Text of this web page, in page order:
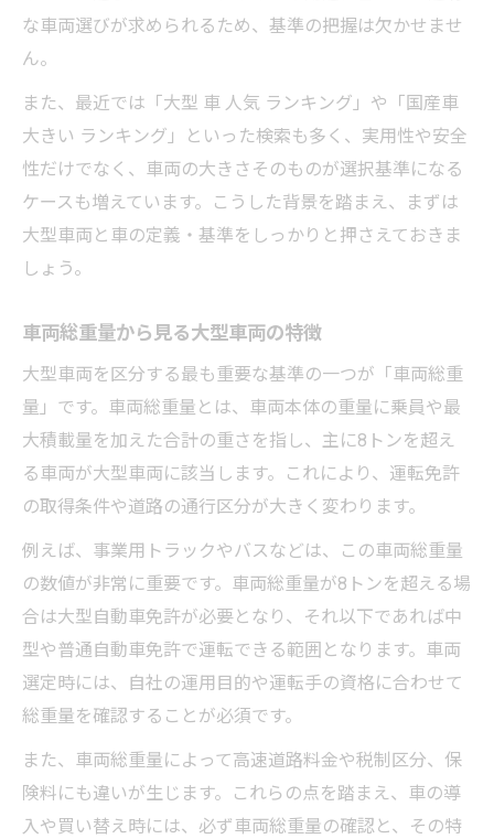
車の区分ごとに変わる免許要件を確認
大型車両運転に求められる条件と注意点
中型車と大型車の免許区分の見分け方
車両サイズで変わる大型車両の規定を整理
普通車と大型車のサイズ比較で注意点把握
大型車両導入時に知るべきチェック項目
商用車選びに役立つ車両区分の知識
車両区分の知識を商用車選びに活かす方法
大型車両と普通車の特徴を比較して選ぶ
車両区分を理解して効率的な運用を実現
中型車と大型車の導入判断の基準を提案
な車両選びが求められるため、基準の把握は欠かせませ
ん。
また、最近では「大型 車 人気 ランキング」や「国産車
大きい ランキング」といった検索も多く、実用性や安全
性だけでなく、車両の大きさそのものが選択基準になる
ケースも増えています。こうした背景を踏まえ、まずは
大型車両と車の定義・基準をしっかりと押さえておきま
しょう。
車両総重量から見る大型車両の特徴
大型車両を区分する最も重要な基準の一つが「車両総重
量」です。車両総重量とは、車両本体の重量に乗員や最
大積載量を加えた合計の重さを指し、主に8トンを超え
る車両が大型車両に該当します。これにより、運転免許
の取得条件や道路の通行区分が大きく変わります。
例えば、事業用トラックやバスなどは、この車両総重量
の数値が非常に重要です。車両総重量が8トンを超える場
合は大型自動車免許が必要となり、それ以下であれば中
型や普通自動車免許で運転できる範囲となります。車両
選定時には、自社の運用目的や運転手の資格に合わせて
総重量を確認することが必須です。
また、車両総重量によって高速道路料金や税制区分、保
険料にも違いが生じます。これらの点を踏まえ、車の導
入や買い替え時には、必ず車両総重量の確認と、その特